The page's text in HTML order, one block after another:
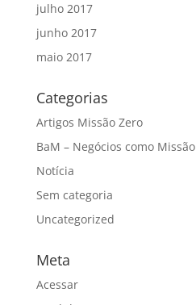
julho 2017
junho 2017
maio 2017
Categorias
Artigos Missão Zero
BaM – Negócios como Missão
Notícia
Sem categoria
Uncategorized
Meta
Acessar